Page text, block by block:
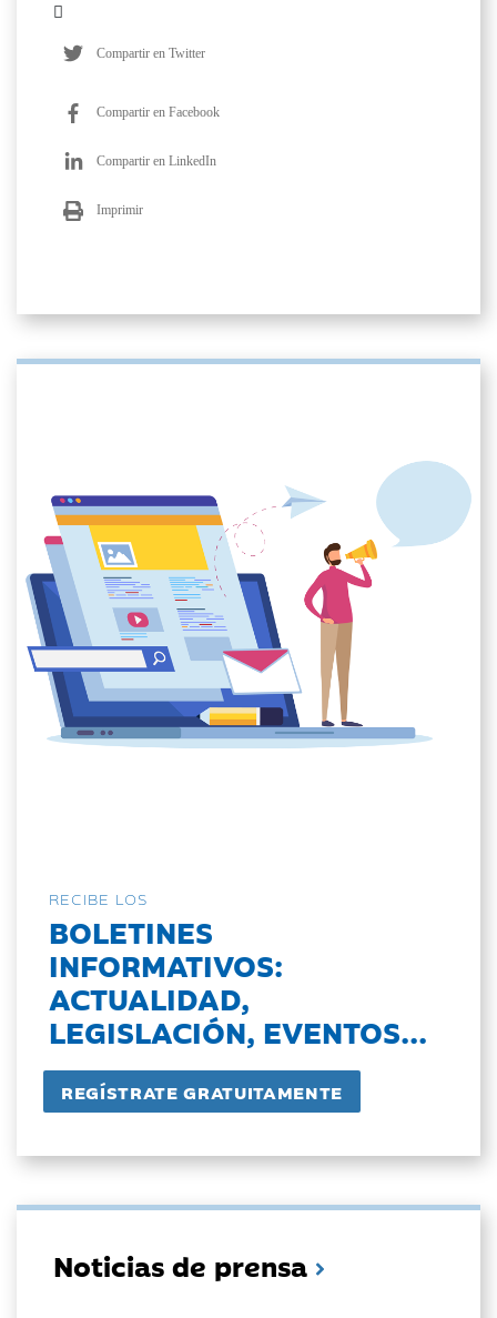
Compartir en Twitter
Compartir en Facebook
Compartir en LinkedIn
Imprimir
RECIBE LOS
BOLETINES
INFORMATIVOS:
ACTUALIDAD,
LEGISLACIÓN, EVENTOS...
Noticias de prensa